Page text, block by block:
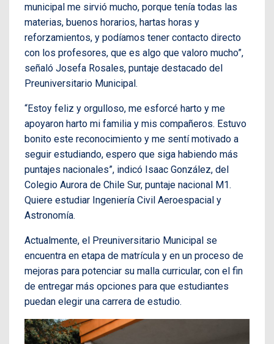
municipal me sirvió mucho, porque tenía todas las
materias, buenos horarios, hartas horas y
reforzamientos, y podíamos tener contacto directo
con los profesores, que es algo que valoro mucho”,
señaló Josefa Rosales, puntaje destacado del
Preuniversitario Municipal.
“Estoy feliz y orgulloso, me esforcé harto y me
apoyaron harto mi familia y mis compañeros. Estuvo
bonito este reconocimiento y me sentí motivado a
seguir estudiando, espero que siga habiendo más
puntajes nacionales”, indicó Isaac González, del
Colegio Aurora de Chile Sur, puntaje nacional M1.
Quiere estudiar Ingeniería Civil Aeroespacial y
Astronomía.
Actualmente, el Preuniversitario Municipal se
encuentra en etapa de matrícula y en un proceso de
mejoras para potenciar su malla curricular, con el fin
de entregar más opciones para que estudiantes
puedan elegir una carrera de estudio.